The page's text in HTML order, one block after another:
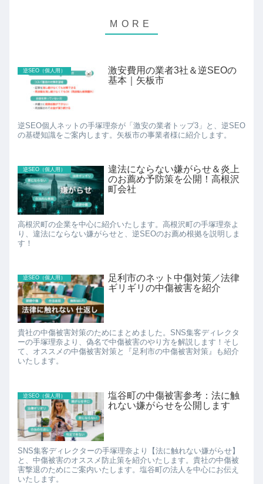
逆SEO（個人用）
激安費用の業者3社＆逆SEOの
基本｜矢板市
逆SEO個人ネットの手塚理奈が「激安の業者トップ3」と、逆SEO
の基礎知識をご案内します。矢板市の事業者様に紹介します。
逆SEO（個人用）
違法にならない嫌がらせ＆炎上
のお薦め予防策を公開！高根沢
町会社
高根沢町の企業を中心に紹介いたします。高根沢町の手塚理奈よ
り、違法にならない嫌がらせと、逆SEOのお薦め根拠を説明しま
す！
逆SEO（個人用）
足利市のネット中傷対策／法律
ギリギリの中傷被害を紹介
貴社の中傷被害対策のためにまとめました。SNS集客ディレクタ
ーの手塚理奈より、偽名で中傷被害のやり方を解説します！そし
て、オススメの中傷被害対策と『足利市の中傷被害対策』も紹介
いたします。
逆SEO（個人用）
塩谷町の中傷被害参考：法に触
れない嫌がらせを公開します
SNS集客ディレクターの手塚理奈より【法に触れない嫌がらせ】
と、中傷被害のオススメ防止策を紹介いたします。貴社の中傷被
害撃退のためにご案内いたします。塩谷町の法人を中心にお伝え
いたします。